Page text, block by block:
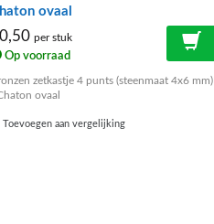
ovaal
per stuk
Op voorraad
zetkastje 4 punts (steenmaat 4x6 mm)
ovaal
Toevoegen aan vergelijking